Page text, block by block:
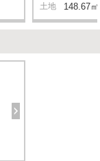
土地 148.67㎡